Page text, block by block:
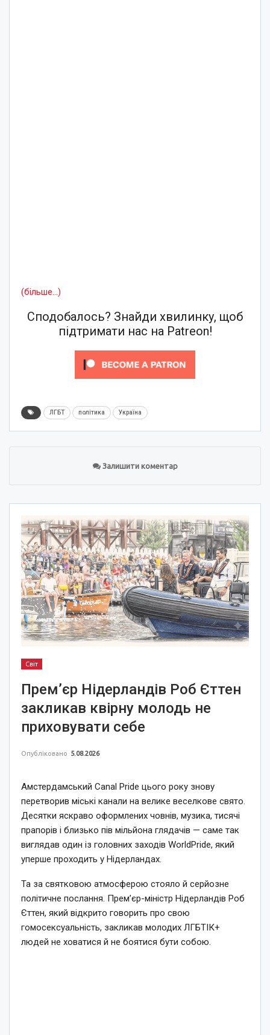
(більше…)
Сподобалось? Знайди хвилинку, щоб
підтримати нас на Patreon!
ЛГБТ політика Україна
Залишити коментар
Світ
Прем’єр Нідерландів Роб Єттен
закликав квірну молодь не
приховувати себе
Опубліковано 5.08.2026
Амстердамський Canal Pride цього року знову
перетворив міські канали на велике веселкове свято.
Десятки яскраво оформлених човнів, музика, тисячі
прапорів і близько пів мільйона глядачів — саме так
виглядав один із головних заходів WorldPride, який
уперше проходить у Нідерландах.
Та за святковою атмосферою стояло й серйозне
політичне послання. Прем’єр-міністр Нідерландів Роб
Єттен, який відкрито говорить про свою
гомосексуальність, закликав молодих ЛГБТІК+
людей не ховатися й не боятися бути собою.